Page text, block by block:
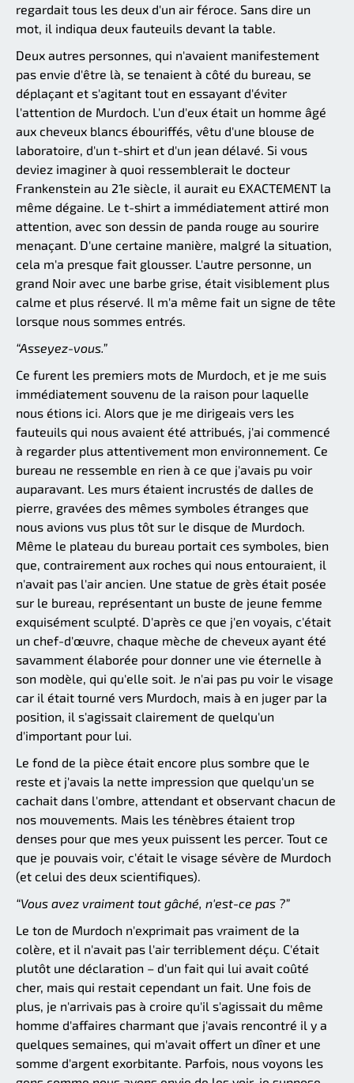
regardait tous les deux d'un air féroce. Sans dire un
mot, il indiqua deux fauteuils devant la table.
Deux autres personnes, qui n'avaient manifestement
pas envie d'être là, se tenaient à côté du bureau, se
déplaçant et s'agitant tout en essayant d'éviter
l'attention de Murdoch. L'un d'eux était un homme âgé
aux cheveux blancs ébouriffés, vêtu d'une blouse de
laboratoire, d'un t-shirt et d'un jean délavé. Si vous
deviez imaginer à quoi ressemblerait le docteur
Frankenstein au 21e siècle, il aurait eu EXACTEMENT la
même dégaine. Le t-shirt a immédiatement attiré mon
attention, avec son dessin de panda rouge au sourire
menaçant. D'une certaine manière, malgré la situation,
cela m'a presque fait glousser. L'autre personne, un
grand Noir avec une barbe grise, était visiblement plus
calme et plus réservé. Il m'a même fait un signe de tête
lorsque nous sommes entrés.
“Asseyez-vous.”
Ce furent les premiers mots de Murdoch, et je me suis
immédiatement souvenu de la raison pour laquelle
nous étions ici. Alors que je me dirigeais vers les
fauteuils qui nous avaient été attribués, j'ai commencé
à regarder plus attentivement mon environnement. Ce
bureau ne ressemble en rien à ce que j'avais pu voir
auparavant. Les murs étaient incrustés de dalles de
pierre, gravées des mêmes symboles étranges que
nous avions vus plus tôt sur le disque de Murdoch.
Même le plateau du bureau portait ces symboles, bien
que, contrairement aux roches qui nous entouraient, il
n'avait pas l'air ancien. Une statue de grès était posée
sur le bureau, représentant un buste de jeune femme
exquisément sculpté. D'après ce que j'en voyais, c'était
un chef-d'œuvre, chaque mèche de cheveux ayant été
savamment élaborée pour donner une vie éternelle à
son modèle, qui qu'elle soit. Je n'ai pas pu voir le visage
car il était tourné vers Murdoch, mais à en juger par la
position, il s'agissait clairement de quelqu'un
d'important pour lui.
Le fond de la pièce était encore plus sombre que le
reste et j'avais la nette impression que quelqu'un se
cachait dans l'ombre, attendant et observant chacun de
nos mouvements. Mais les ténèbres étaient trop
denses pour que mes yeux puissent les percer. Tout ce
que je pouvais voir, c'était le visage sévère de Murdoch
(et celui des deux scientifiques).
“Vous avez vraiment tout gâché, n'est-ce pas ?”
Le ton de Murdoch n'exprimait pas vraiment de la
colère, et il n'avait pas l'air terriblement déçu. C'était
plutôt une déclaration – d'un fait qui lui avait coûté
cher, mais qui restait cependant un fait. Une fois de
plus, je n'arrivais pas à croire qu'il s'agissait du même
homme d'affaires charmant que j'avais rencontré il y a
quelques semaines, qui m'avait offert un dîner et une
somme d'argent exorbitante. Parfois, nous voyons les